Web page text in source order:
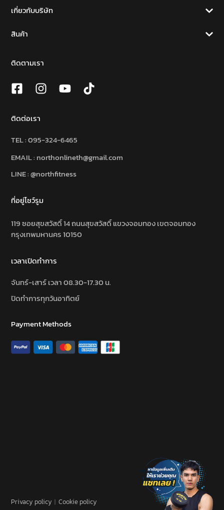
เกี่ยวกับบริษัท
สินค้า
ติดตามเรา
ติดต่อเรา
TEL :095-324-6465
EMAIL : northonlineth@gmail.com
LINE : @northfitness
ที่อยู่โชว์รูม
119 ซอยสุขสวัสดิ์ 14 ถนนสุขสวัสดิ์ แขวงจอมทอง เขตจอมทอง
กรุงเทพมหานคร 10150
เวลาเปิดทำการ
จันทร์-เสาร์ เวลา 08.30-17.30 น.
ปิดทำการทุกวันอาทิตย์
Payment Methods
Privacy policy ︱Cookie policy